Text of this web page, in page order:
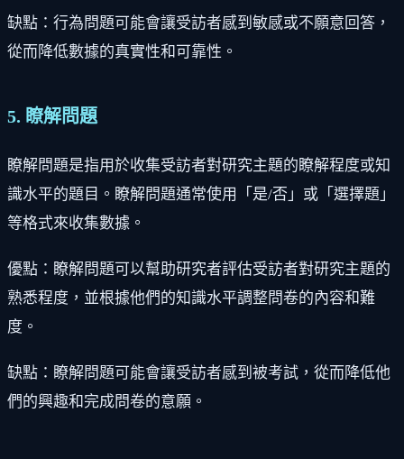
缺點：行為問題可能會讓受訪者感到敏感或不願意回答，
從而降低數據的真實性和可靠性。
5. 瞭解問題
瞭解問題是指用於收集受訪者對研究主題的瞭解程度或知
識水平的題目。瞭解問題通常使用「是/否」或「選擇題」
等格式來收集數據。
優點：瞭解問題可以幫助研究者評估受訪者對研究主題的
熟悉程度，並根據他們的知識水平調整問卷的內容和難
度。
缺點：瞭解問題可能會讓受訪者感到被考試，從而降低他
們的興趣和完成問卷的意願。